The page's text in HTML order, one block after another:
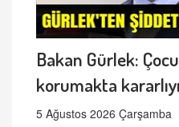
Bakan Gürlek:
korumakta
5 Ağustos 2026 Çarşamba